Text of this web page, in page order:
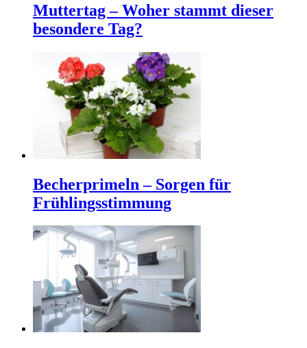
Muttertag – Woher stammt dieser
besondere Tag?
Becherprimeln – Sorgen für
Frühlingsstimmung